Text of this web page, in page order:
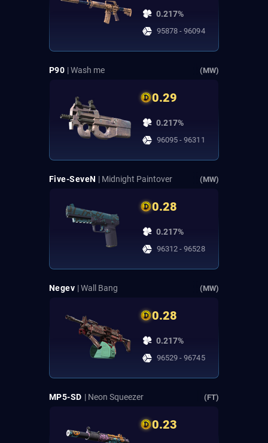
0.217%
95878 - 96094
P90 | Wash me (MW)
0.29
0.217%
96095 - 96311
Five-SeveN | Midnight Paintover (MW)
0.28
0.217%
96312 - 96528
Negev | Wall Bang (MW)
0.28
0.217%
96529 - 96745
MP5-SD | Neon Squeezer (FT)
0.23